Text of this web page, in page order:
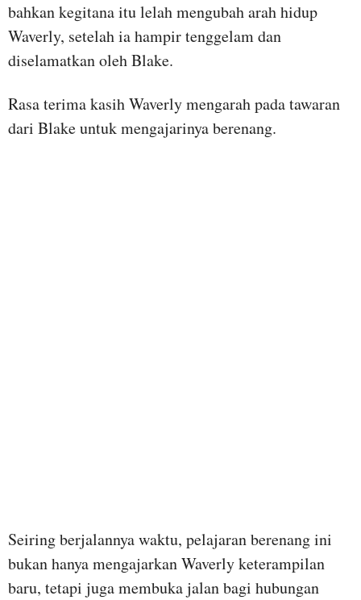
bahkan kegitana itu lelah mengubah arah hidup
Waverly, setelah ia hampir tenggelam dan
diselamatkan oleh Blake.
Rasa terima kasih Waverly mengarah pada tawaran
dari Blake untuk mengajarinya berenang.
Seiring berjalannya waktu, pelajaran berenang ini
bukan hanya mengajarkan Waverly keterampilan
baru, tetapi juga membuka jalan bagi hubungan